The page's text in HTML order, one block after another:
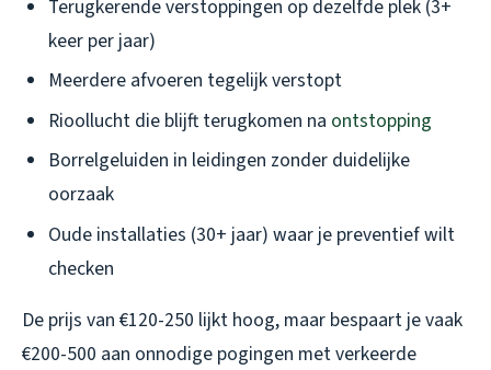
Terugkerende verstoppingen op dezelfde plek (3+
keer per jaar)
Meerdere afvoeren tegelijk verstopt
Rioollucht die blijft terugkomen na ontstopping
Borrelgeluiden in leidingen zonder duidelijke
oorzaak
Oude installaties (30+ jaar) waar je preventief wilt
checken
De prijs van €120-250 lijkt hoog, maar bespaart je vaak
€200-500 aan onnodige pogingen met verkeerde